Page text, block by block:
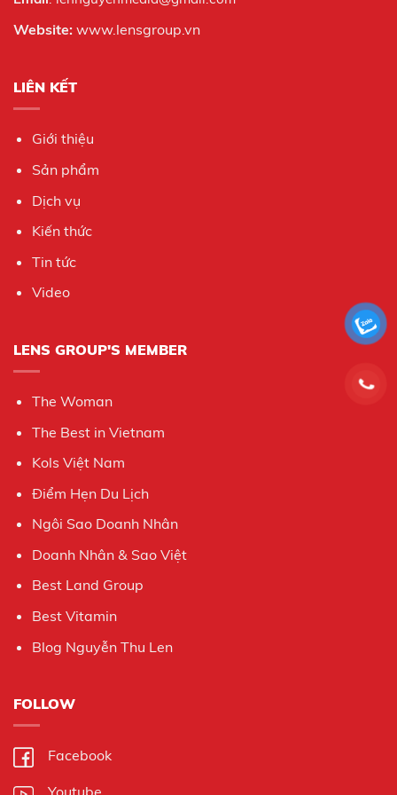
Website: www.lensgroup.vn
LIÊN KẾT
Giới thiệu
Sản phẩm
Dịch vụ
Kiến thức
Tin tức
Video
LENS GROUP'S MEMBER
The Woman
The Best in Vietnam
Kols Việt Nam
Điểm Hẹn Du Lịch
Ngôi Sao Doanh Nhân
Doanh Nhân & Sao Việt
Best Land Group
Best Vitamin
Blog Nguyễn Thu Len
FOLLOW
Facebook